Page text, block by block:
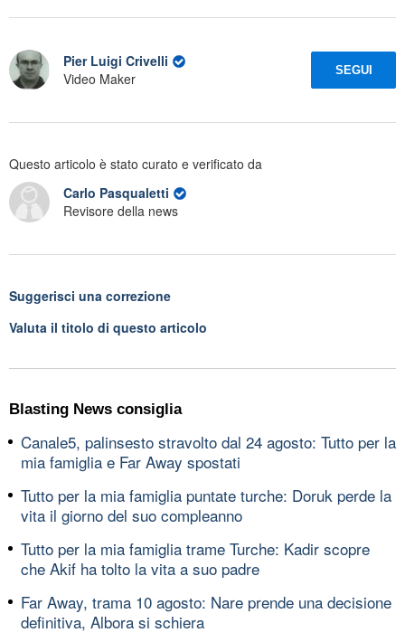
Pier Luigi Crivelli
Video Maker
SEGUI
Questo articolo è stato curato e verificato da
Carlo Pasqualetti
Revisore della news
Suggerisci una correzione
Valuta il titolo di questo articolo
Blasting News consiglia
Canale5, palinsesto stravolto dal 24 agosto: Tutto per la
mia famiglia e Far Away spostati
Tutto per la mia famiglia puntate turche: Doruk perde la
vita il giorno del suo compleanno
Tutto per la mia famiglia trame Turche: Kadir scopre
che Akif ha tolto la vita a suo padre
Far Away, trama 10 agosto: Nare prende una decisione
definitiva, Albora si schiera